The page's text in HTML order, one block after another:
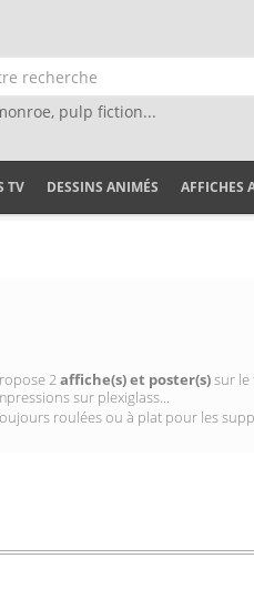
pulp fiction...
TV DESSINS ANIMÉS AFFICHES
2affiche(s) et poster(s)sur le
sur plexiglass...
roulées ou à plat pour les